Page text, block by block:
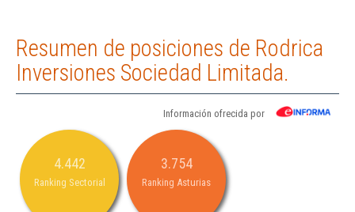
Resumen de posiciones de Rodrica
Inversiones Sociedad Limitada.
Información ofrecida por
4.442
Ranking Sectorial
3.754
Ranking Asturias